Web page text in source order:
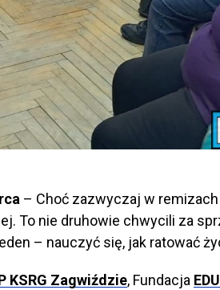
– Choć zazwyczaj w
To nie druhowie chwycili za
– nauczyć się, jak ratować
KSRG Zagwiździe, Fundacja